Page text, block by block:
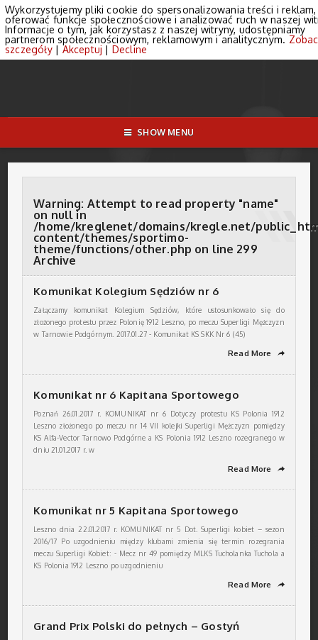
SHOW MENU
Warning: Attempt to read property "name"
on null in
/home/kreglenet/domains/kregle.net/
content/themes/sportimo-
theme/functions/other.php on line 299
Archive
Komunikat Kolegium Sędziów nr 6
Załączamy komunikat Kolegium Sędziów, które ustosunkowało się do
złożonego protestu przez Polonię 1912 Leszno, po meczu Superligi Mężczyzn
w Tarnowie Podgórnym. 2017.01.27 - Komunikat KS SKK Nr 6 (45)
Read More ➦
Komunikat nr 6 Kapitana Sportowego
Poznań 26.01.2017 r. KOMUNIKAT nr 6 Dotyczy protestu KS Polonia 1912
Leszno złożonego po meczu nr 14 VII kolejki Superligi Mężczyzn pomiędzy
KS Alfa-Vector Tarnowo Podgórne a KS Polonia 1912 Leszno rozegranego w
dniu 21.01.2017 r. w
Read More ➦
Komunikat nr 5 Kapitana Sportowego
Leszno dnia 22.01.2017 r. KOMUNIKAT nr 5 Dot. Superligi kobiet – sezon
2016/17 Po uzgodnieniu między klubami zmienia się termin rozegrania
meczu Superligi Kobiet: - Mecz nr 49 pomiędzy MLKS Tucholanka Tuchola a
KS Polonia 1912 Leszno po uzgodnieniu
Read More ➦
Grand Prix Polski do pełnych – Gostyń
Wykorzystujemy pliki cookie do spersonalizowania treści i
oferować funkcje społecznościowe i analizować ruch w naszej
Informacje o tym, jak korzystasz z naszej witryny, udostępniamy
partnerom społecznościowym, reklamowym i analitycznym.
szczegóły| Akceptuj | Decline